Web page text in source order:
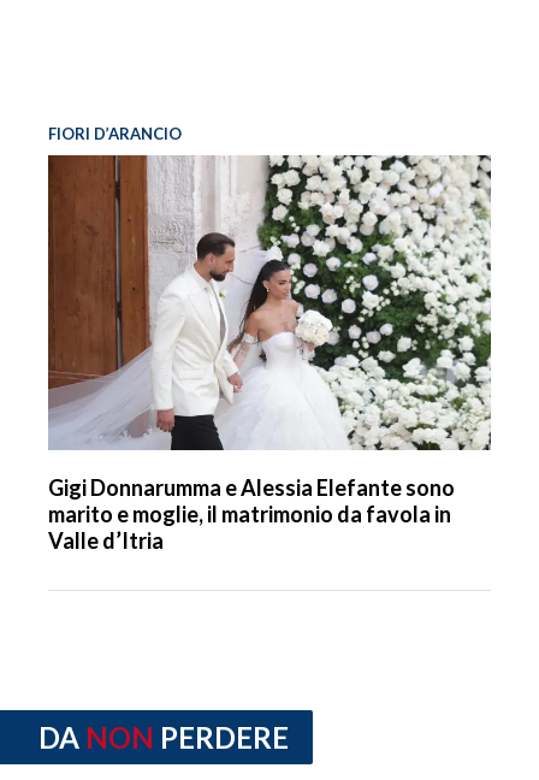
FIORI D’ARANCIO
Gigi Donnarumma e Alessia Elefante sono
marito e moglie, il matrimonio da favola in
Valle d’Itria
DA NON PERDERE